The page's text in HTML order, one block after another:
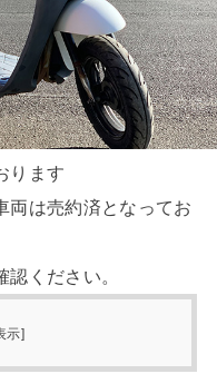
ります
両は売約済となってお
認ください。
示]